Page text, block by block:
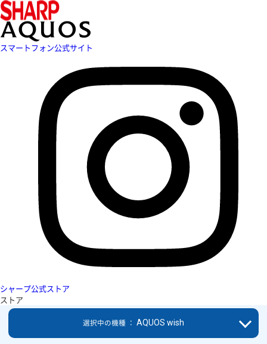
スマートフォン公式サイト
シャープ公式ストア
ストア
選択中の機種 ： AQUOS wish